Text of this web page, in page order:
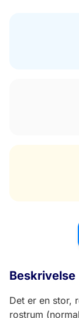
Beskrivelse
Det er en stor,
rostrum